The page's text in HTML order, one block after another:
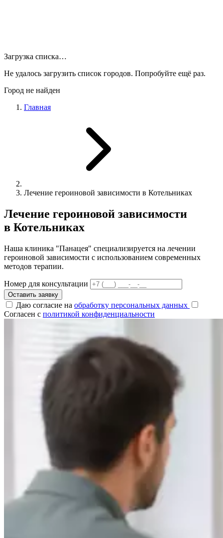
Загрузка списка…
Не удалось загрузить список городов. Попробуйте ещё раз.
Город не найден
Главная
Лечение героиновой зависимости в Котельниках
Лечение героиновой зависимости
в Котельниках
Наша клиника "Панацея" специализируется на лечении
героиновой зависимости с использованием современных
методов терапии.
Номер для консультации
Оставить заявку
Даю согласие на обработку персональных данных
Согласен с политикой конфиденциальности